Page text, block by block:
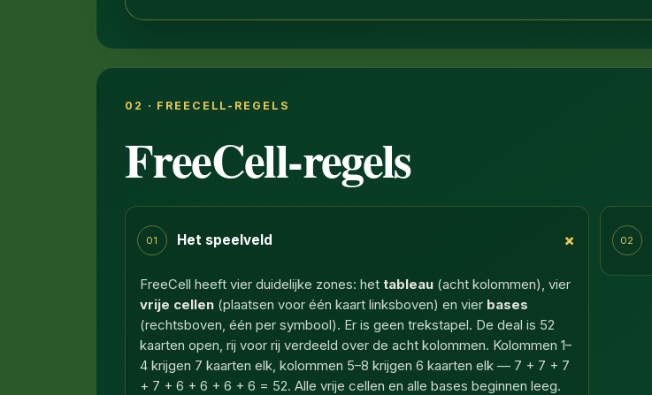
02 · FREECELL-REGELS
FreeCell-regels
01 Het speelveld +
FreeCell heeft vier duidelijke zones: het tableau (acht kolommen), vier
vrije cellen (plaatsen voor één kaart linksboven) en vier bases
(rechtsboven, één per symbool). Er is geen trekstapel. De deal is 52
kaarten open, rij voor rij verdeeld over de acht kolommen. Kolommen 1–
4 krijgen 7 kaarten elk, kolommen 5–8 krijgen 6 kaarten elk — 7 + 7 + 7
+ 7 + 6 + 6 + 6 + 6 = 52. Alle vrije cellen en alle bases beginnen leeg.
02